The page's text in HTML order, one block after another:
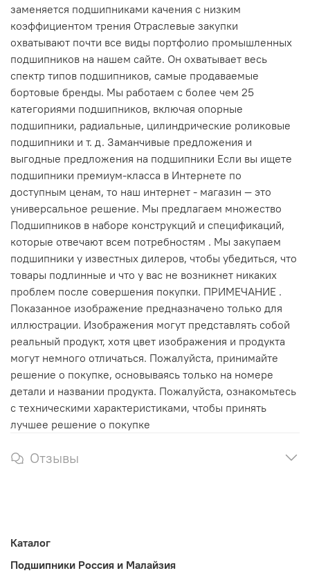
заменяется подшипниками качения с низким
коэффициентом трения Отраслевые закупки
охватывают почти все виды портфолио промышленных
подшипников на нашем сайте. Он охватывает весь
спектр типов подшипников, самые продаваемые
бортовые бренды. Мы работаем с более чем 25
категориями подшипников, включая опорные
подшипники, радиальные, цилиндрические роликовые
подшипники и т. д. Заманчивые предложения и
выгодные предложения на подшипники Если вы ищете
подшипники премиум-класса в Интернете по
доступным ценам, то наш интернет - магазин — это
универсальное решение. Мы предлагаем множество
Подшипников в наборе конструкций и спецификаций,
которые отвечают всем потребностям . Мы закупаем
подшипники у известных дилеров, чтобы убедиться, что
товары подлинные и что у вас не возникнет никаких
проблем после совершения покупки. ПРИМЕЧАНИЕ .
Показанное изображение предназначено только для
иллюстрации. Изображения могут представлять собой
реальный продукт, хотя цвет изображения и продукта
могут немного отличаться. Пожалуйста, принимайте
решение о покупке, основываясь только на номере
детали и названии продукта. Пожалуйста, ознакомьтесь
с техническими характеристиками, чтобы принять
лучшее решение о покупке
Отзывы
Каталог
Подшипники Россия и Малайзия